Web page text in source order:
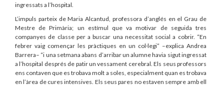
ingressats a l’hospital.
L’impuls parteix de Maria Alcantud, professora d’anglés en el Grau de
Mestre de Primària; un estímul que va motivar de seguida tres
companyes de classe per a buscar una necessitat social a cobrir. “En
febrer vaig començar les pràctiques en un col·legi” –explica Andrea
Barrera– “i una setmana abans d’arribar un alumne havia sigut ingressat
a l’hospital després de patir un vessament cerebral. Els seus professors
ens contaven que es trobava molt a soles, especialment quan es trobava
en l’àrea de cures intensives. Els seus pares no estaven sempre amb ell